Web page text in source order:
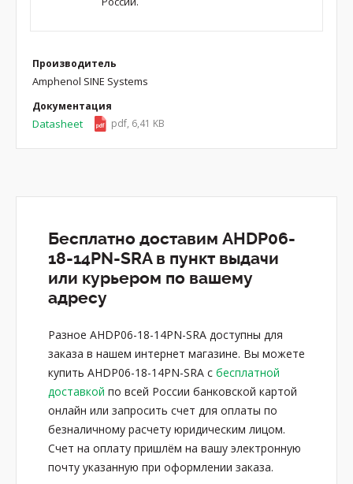
Производитель
Amphenol SINE Systems
Документация
Datasheet pdf, 6,41 KB
Бесплатно доставим AHDP06-
18-14PN-SRA в пункт выдачи
или курьером по вашему
адресу
Разное AHDP06-18-14PN-SRA доступны для
заказа в нашем интернет магазине. Вы можете
купить AHDP06-18-14PN-SRA с бесплатной
доставкой по всей России банковской картой
онлайн или запросить счет для оплаты по
безналичному расчету юридическим лицом.
Счет на оплату пришлём на вашу электронную
почту указанную при оформлении заказа.